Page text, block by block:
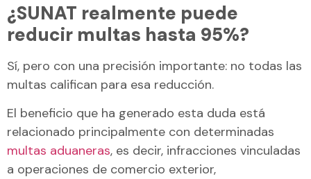
¿SUNAT realmente puede
reducir multas hasta 95%?
Sí, pero con una precisión importante: no todas las
multas califican para esa reducción.
El beneficio que ha generado esta duda está
relacionado principalmente con determinadas
multas aduaneras, es decir, infracciones vinculadas
a operaciones de comercio exterior,